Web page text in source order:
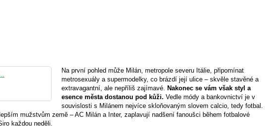
Na první pohled může Milán, metropole severu Itálie, připomínat
metrosexuály a supermodelky, co brázdí její ulice – skvěle stavěné a
extravagantní, ale nepříliš zajímavé.
Nakonec se vám však styl a
esence města dostanou pod kůži. Vedle módy a bankovnictví je v
souvislosti s Milánem nejvíce skloňovaným slovem calcio, tedy fotbal.
mužstvům země – AC Milán a Inter, zaplavují nadšení fanoušci během fotbalové
každou neděli.